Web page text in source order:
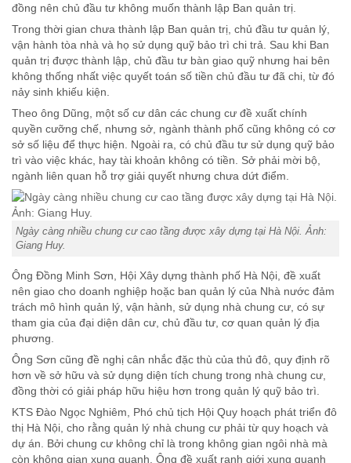
đồng nên chủ đầu tư không muốn thành lập Ban quản trị.
Trong thời gian chưa thành lập Ban quản trị, chủ đầu tư quản lý,
vận hành tòa nhà và họ sử dụng quỹ bảo trì chi trả. Sau khi Ban
quản trị được thành lập, chủ đầu tư bàn giao quỹ nhưng hai bên
không thống nhất việc quyết toán số tiền chủ đầu tư đã chi, từ đó
nảy sinh khiếu kiện.
Theo ông Dũng, một số cư dân các chung cư đề xuất chính
quyền cưỡng chế, nhưng sở, ngành thành phố cũng không có cơ
sở số liệu để thực hiện. Ngoài ra, có chủ đầu tư sử dụng quỹ bảo
trì vào việc khác, hay tài khoản không có tiền. Sở phải mời bộ,
ngành liên quan hỗ trợ giải quyết nhưng chưa dứt điểm.
Ngày càng nhiều chung cư cao tầng được xây dựng tại Hà Nội. Ảnh:
Giang Huy.
Ông Đồng Minh Sơn, Hội Xây dựng thành phố Hà Nội, đề xuất
nên giao cho doanh nghiệp hoặc ban quản lý của Nhà nước đảm
trách mô hình quản lý, vận hành, sử dụng nhà chung cư, có sự
tham gia của đại diện dân cư, chủ đầu tư, cơ quan quản lý địa
phương.
Ông Sơn cũng đề nghị cân nhắc đặc thù của thủ đô, quy định rõ
hơn về sở hữu và sử dụng diện tích chung trong nhà chung cư,
đồng thời có giải pháp hữu hiệu hơn trong quản lý quỹ bảo trì.
KTS Đào Ngọc Nghiêm, Phó chủ tịch Hội Quy hoạch phát triển đô
thị Hà Nội, cho rằng quản lý nhà chung cư phải từ quy hoạch và
dự án. Bởi chung cư không chỉ là trong không gian ngôi nhà mà
còn không gian xung quanh. Ông đề xuất ranh giới xung quanh